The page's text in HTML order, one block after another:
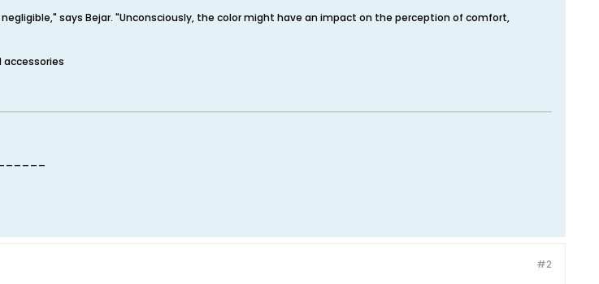
says Bejar. "Unconsciously, the color might have an impact on the perception of comfort,
accessories
#2